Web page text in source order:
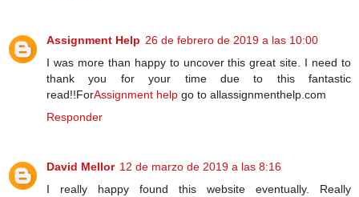
Assignment Help 26 de febrero de 2019 a las 10:00
I was more than happy to uncover this great site. I need to
thank you for your time due to this fantastic
read!!ForAssignment help go to allassignmenthelp.com
Responder
David Mellor 12 de marzo de 2019 a las 8:16
I really happy found this website eventually. Really